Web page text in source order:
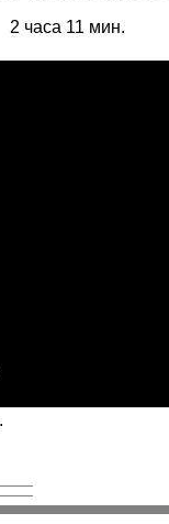
11 мин.
.